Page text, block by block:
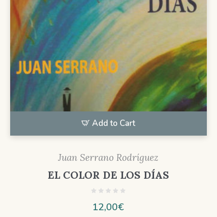
Add to Cart
Juan Serrano Rodríguez
EL COLOR DE LOS DÍAS
12,00€